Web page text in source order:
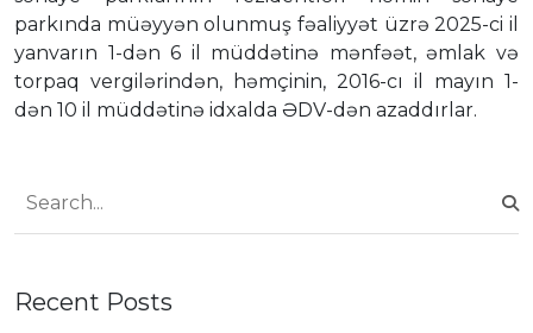
parkında müəyyən olunmuş fəaliyyət üzrə 2025-ci il
yanvarın 1-dən 6 il müddətinə mənfəət, əmlak və
torpaq vergilərindən, həmçinin, 2016-cı il mayın 1-
dən 10 il müddətinə idxalda ƏDV-dən azaddırlar.
Recent Posts